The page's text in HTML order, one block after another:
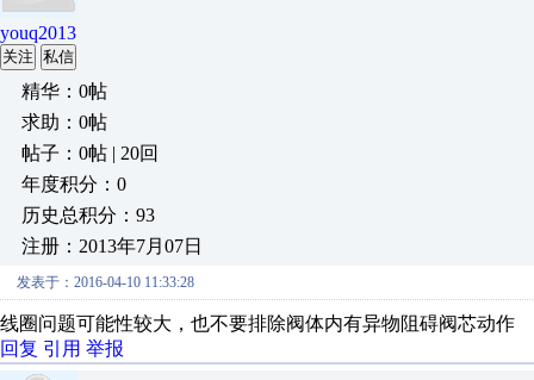
youq2013
关注 私信
精华：0帖
求助：0帖
帖子：0帖 | 20回
年度积分：0
历史总积分：93
注册：2013年7月07日
发表于：2016-04-10 11:33:28
线圈问题可能性较大，也不要排除阀体内有异物阻碍阀芯动作
回复 引用 举报